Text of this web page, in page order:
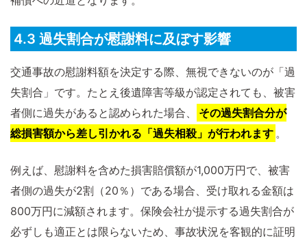
4.3 過失割合が慰謝料に及ぼす影響
交通事故の慰謝料額を決定する際、無視できないのが「過
失割合」です。たとえ後遺障害等級が認定されても、被害
者側に過失があると認められた場合、
その過失割合分が
総損害額から差し引かれる「過失相殺」が行われます 。
例えば、慰謝料を含めた損害賠償額が1,000万円で、被害
者側の過失が2割（20％）である場合、受け取れる金額は
800万円に減額されます。保険会社が提示する過失割合が
必ずしも適正とは限らないため、事故状況を客観的に証明